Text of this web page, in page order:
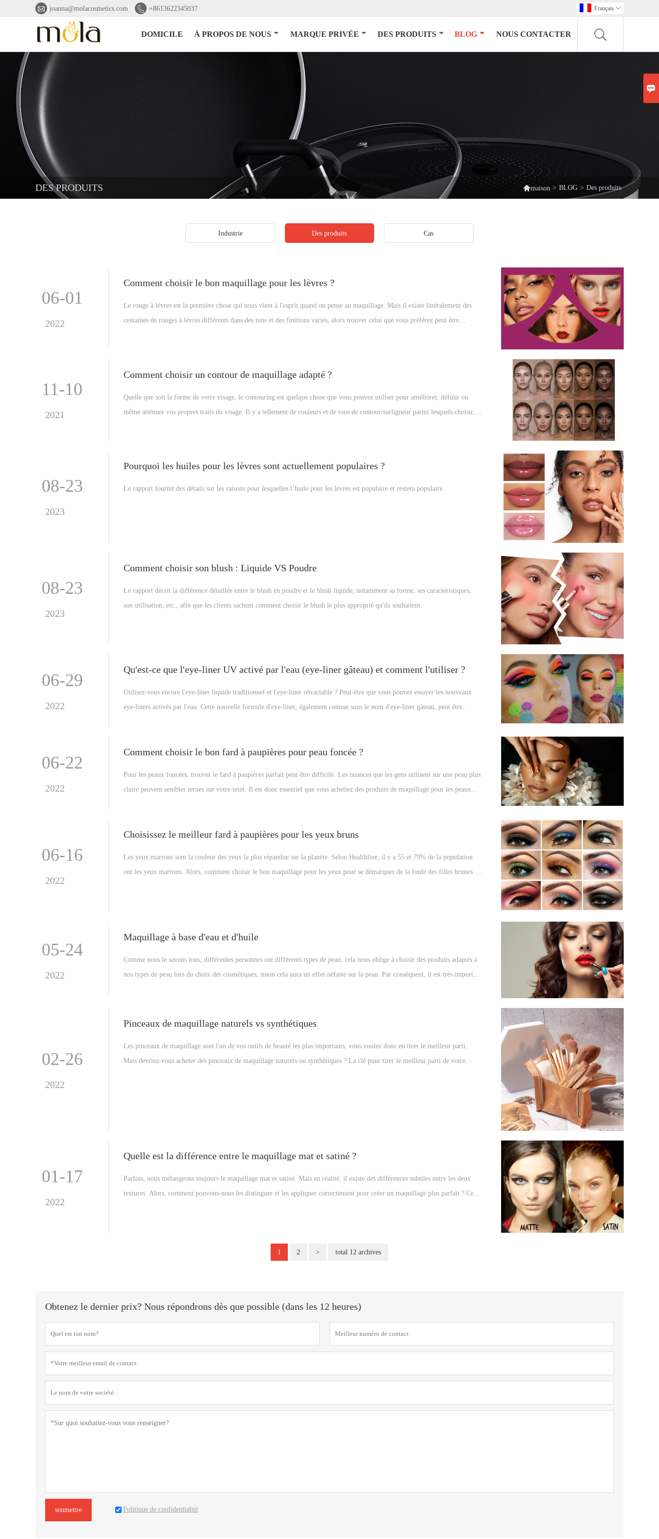
 joanna@molacosmetics.com  +8613622345037 Français 
DOMICILE À PROPOS DE NOUS MARQUE PRIVÉE DES PRODUITS BLOG NOUS CONTACTER
DES PRODUITS maison > BLOG > Des produits
Industrie Des produits Cas
06-01
2022
Comment choisir le bon maquillage pour les lèvres ?
Le rouge à lèvres est la première chose qui nous vient à l'esprit quand on pense au maquillage. Mais il existe littéralement des
centaines de rouges à lèvres différents dans des tons et des finitions variés, alors trouver celui que vous préférez peut être
11-10
2021
Comment choisir un contour de maquillage adapté ?
Quelle que soit la forme de votre visage, le contouring est quelque chose que vous pouvez utiliser pour améliorer, définir ou
même atténuer vos propres traits du visage. Il y a tellement de couleurs et de tons de contour/surligneur parmi lesquels choisir,
08-23
2023
Pourquoi les huiles pour les lèvres sont actuellement populaires ?
Le rapport fournit des détails sur les raisons pour lesquelles l’huile pour les lèvres est populaire et restera populaire.
08-23
2023
Comment choisir son blush : Liquide VS Poudre
Le rapport décrit la différence détaillée entre le blush en poudre et le blush liquide, notamment sa forme, ses caractéristiques,
son utilisation, etc., afin que les clients sachent comment choisir le blush le plus approprié qu'ils souhaitent.
06-29
2022
Qu'est-ce que l'eye-liner UV activé par l'eau (eye-liner gâteau) et comment l'utiliser ?
Utilisez-vous encore l'eye-liner liquide traditionnel et l'eye-liner rétractable ? Peut-être que vous pouvez essayer les nouveaux
eye-liners activés par l'eau. Cette nouvelle formule d'eye-liner, également connue sous le nom d'eye-liner gâteau, peut être
06-22
2022
Comment choisir le bon fard à paupières pour peau foncée ?
Pour les peaux foncées, trouver le fard à paupières parfait peut être difficile. Les nuances que les gens utilisent sur une peau plus
claire peuvent sembler ternes sur votre teint. Il est donc essentiel que vous achetiez des produits de maquillage pour les peaux
06-16
2022
Choisissez le meilleur fard à paupières pour les yeux bruns
Les yeux marrons sont la couleur des yeux la plus répandue sur la planète. Selon Healthline, il y a 55 et 79% de la population
ont les yeux marrons. Alors, comment choisir le bon maquillage pour les yeux pour se démarquer de la foule des filles brunes ?
05-24
2022
Maquillage à base d'eau et d'huile
Comme nous le savons tous, différentes personnes ont différents types de peau, cela nous oblige à choisir des produits adaptés à
nos types de peau lors du choix des cosmétiques, sinon cela aura un effet néfaste sur la peau. Par conséquent, il est très important
convient à votre type de peau, allez cliquez ici !
02-26
2022
Pinceaux de maquillage naturels vs synthétiques
Les pinceaux de maquillage sont l'un de vos outils de beauté les plus importants, vous voulez donc en tirer le meilleur parti.
Mais devriez-vous acheter des pinceaux de maquillage naturels ou synthétiques ? La clé pour tirer le meilleur parti de votre
01-17
2022
Quelle est la différence entre le maquillage mat et satiné ?
Parfois, nous mélangeons toujours le maquillage mat et satiné. Mais en réalité, il existe des différences subtiles entre les deux
textures. Alors, comment pouvons-nous les distinguer et les appliquer correctement pour créer un maquillage plus parfait ? Cet
1 2 > total 12 archives
Obtenez le dernier prix? Nous répondrons dès que possible (dans les 12 heures)
soumettre Politique de confidentialité
